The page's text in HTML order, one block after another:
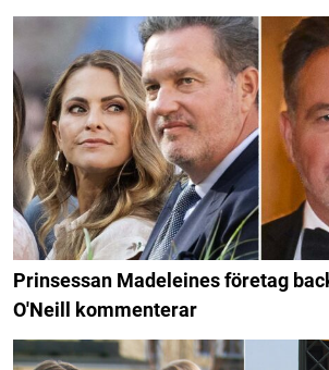
Prinsessan Madeleines företag
O'Neill kommenterar